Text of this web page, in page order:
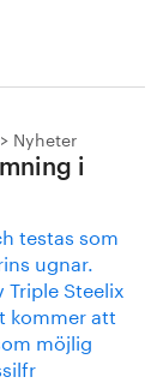
Nyheter
i
testas som
ugnar.
Steelix
kommer att
möjlig